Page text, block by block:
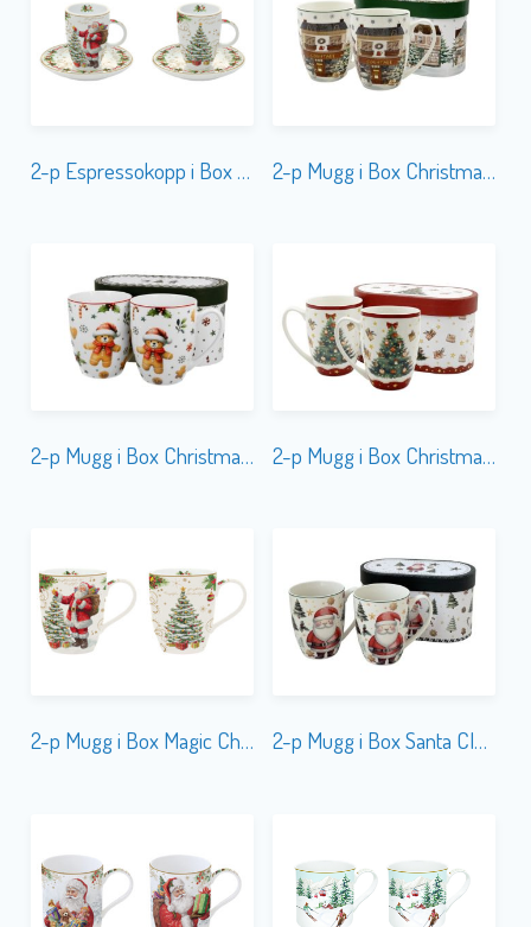
2-p Espressokopp i Box Magic Christmas 2-p Mugg i Box Christmas City
2-p Mugg i Box Christmas Cuties Bear 2-p Mugg i Box Christmas Tree
2-p Mugg i Box Magic Christmas 2-p Mugg i Box Santa Claus